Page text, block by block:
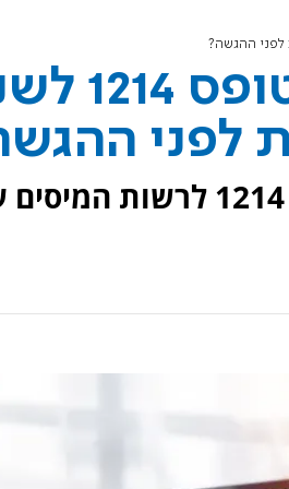
דו"ח שנתי
אלפי חברות נדרשות להגיש טופס